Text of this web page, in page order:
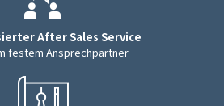
After Sales Service
festem Ansprechpartner